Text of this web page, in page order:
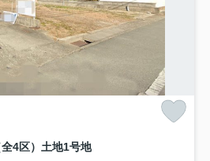
4区）土地1号地